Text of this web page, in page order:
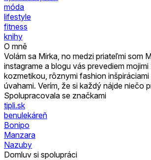
móda
lifestyle
fitness
knihy
O mně
Volám sa Mirka, no medzi priateľmi som
instagrame a blogu vás prevediem mojimi
kozmetikou, rôznymi fashion
úvahami. Verím, že si každý nájde niečo
Spolupracovala se značkami
tipli.sk
benulekáreň
Bonipo
Manzara
Nazuby
Domluv si spolupráci